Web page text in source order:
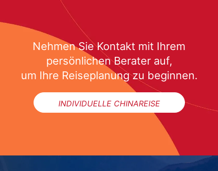
Nehmen Sie Kontakt mit Ihrem
persönlichen Berater auf,
um Ihre Reiseplanung zu beginnen.
INDIVIDUELLE CHINAREISE